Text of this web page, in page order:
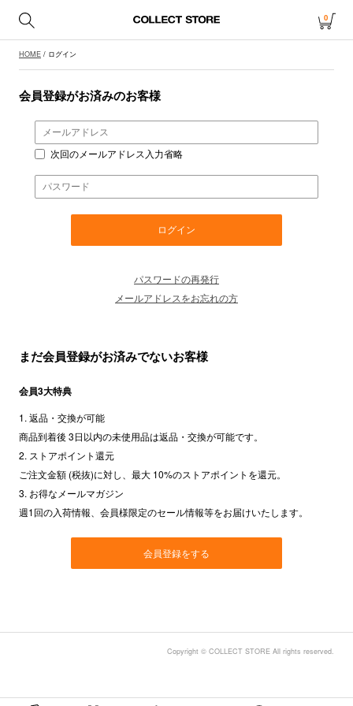
0
HOME / ログイン
会員登録がお済みのお客様
次回のメールアドレス入力省略
パスワードの再発行
メールアドレスをお忘れの方
まだ会員登録がお済みでないお客様
会員3大特典
1. 返品・交換が可能
商品到着後 3日以内の未使用品は返品・交換が可能です。
2. ストアポイント還元
ご注文金額 (税抜)に対し、最大 10%のストアポイントを還元。
3. お得なメールマガジン
週1回の入荷情報、会員様限定のセール情報等をお届けいたします。
会員登録をする
Copyright © COLLECT STORE All rights reserved.